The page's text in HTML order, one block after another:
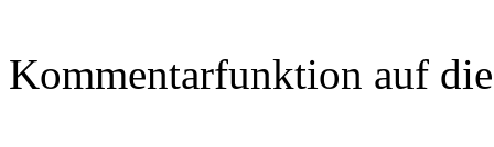
Kommentarfunktion auf